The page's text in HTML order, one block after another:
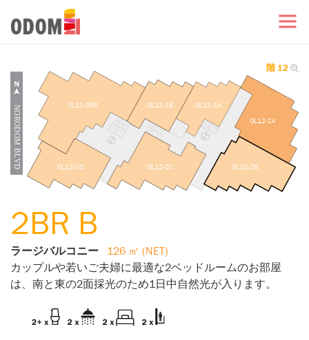
階 12
OL12-2D
OL12-1B
OL12-2C
OL12-1A
OL12-3BR
OL12-2A
OL12-2B
2BR B
ラージバルコニー
126 ㎡ (NET)
カップルや若いご夫婦に最適な2ベッドルームのお部屋
は、南と東の2面採光のため1日中自然光が入ります。